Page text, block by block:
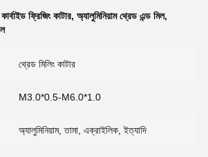
ফ্রিজিং কাটার, অ্যালুমিনিয়াম থ্রেড এন্ড মিল,
থ্রেড মিলিং কাটার
M3.0*0.5-M6.0*1.0
অ্যালুমিনিয়াম, তামা, এক্রাইলিক, ইত্যাদি